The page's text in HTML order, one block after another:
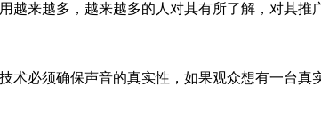
来越多，越来越多的人对其有所了解，对其
必须确保声音的真实性，如果观众想有一台